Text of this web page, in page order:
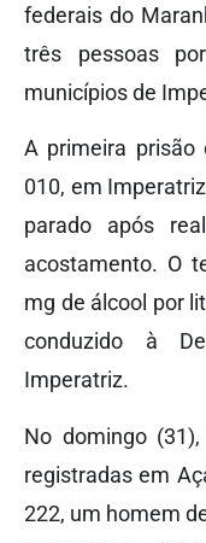
federais do
três pessoas
municípios de
A primeira prisão
010, em
parado após
acostamento. O
mg de álcool por
conduzido à
Imperatriz.
No domingo
registradas em
222, um homem